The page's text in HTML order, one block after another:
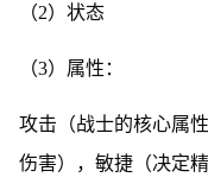
（2）状态
（3）属性：
攻击（战士的核心属
伤害），敏捷（决定